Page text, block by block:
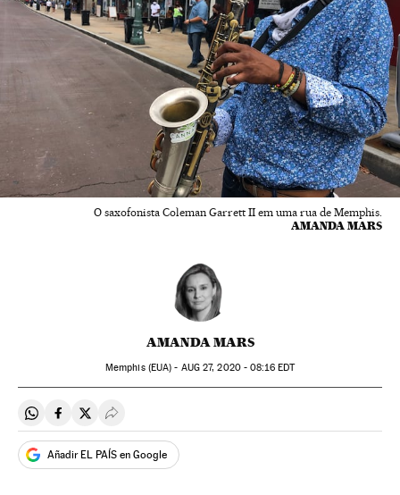
O saxofonista Coleman Garrett II em uma rua de Memphis.
AMANDA MARS
AMANDA MARS
Memphis (EUA) - AUG27, 2020 - 08:16EDT
Compartir en Whatsapp
Compartir en Facebook
Compartir en Twitter
Desplegar Redes Sociales
Añadir EL PAÍS en Google